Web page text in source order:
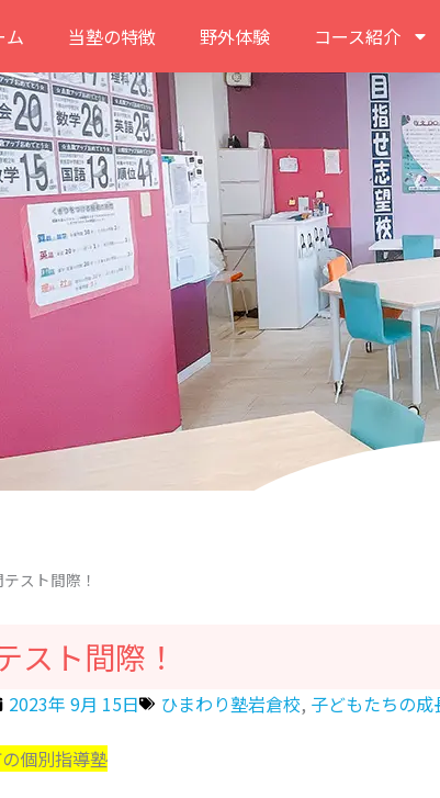
ム 当塾の特徴 野外体験 コース紹介
スト間際！
スト間際！
2023年 9月 15日 ひまわり塾岩倉校, 子どもたちの成
個別指導塾